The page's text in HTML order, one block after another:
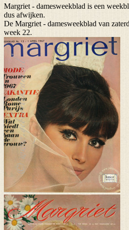
Margriet - damesweekblad is een
dus afwijken.
De Margriet - damesweekblad van
week 22.